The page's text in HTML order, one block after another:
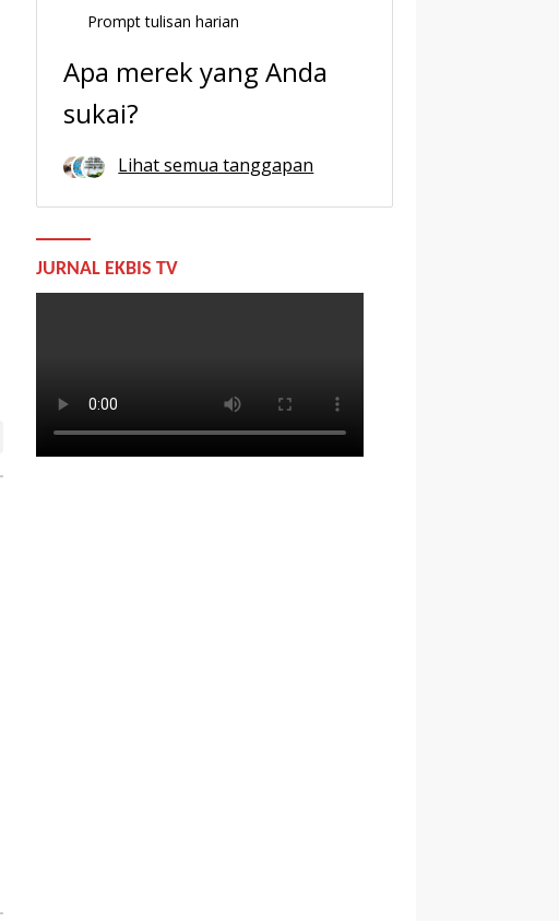
Prompt tulisan harian
Apa merek yang Anda
sukai?
Lihat semua tanggapan
JURNAL EKBIS TV